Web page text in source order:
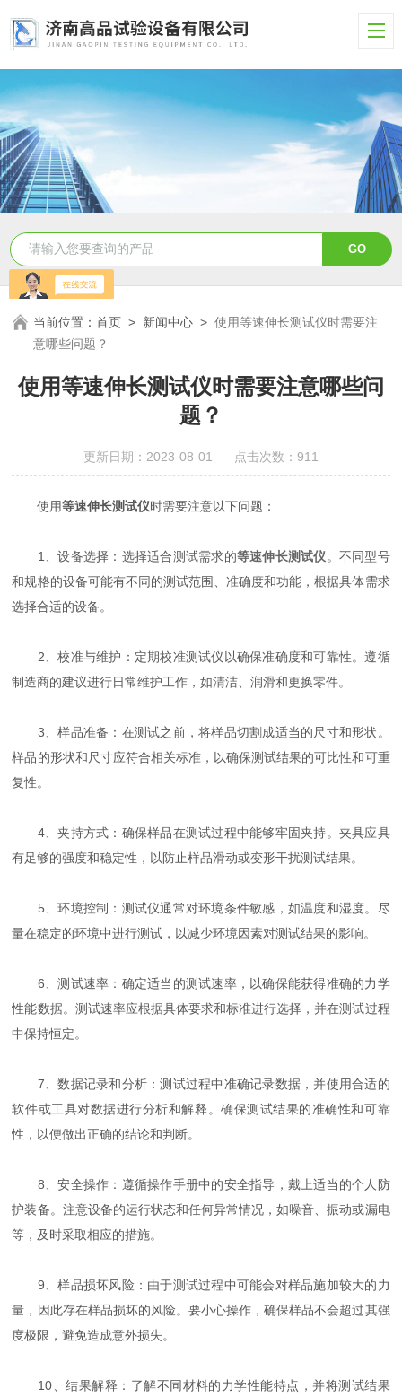
当前位置：首页 > 新闻中心 >使用等速伸长测试仪时需要注
意哪些问题？
使用等速伸长测试仪时需要注意哪些问
题？
更新日期：2023-08-01 点击次数：911
使用等速伸长测试仪时需要注意以下问题：
1、设备选择：选择适合测试需求的等速伸长测试仪。不同型号
和规格的设备可能有不同的测试范围、准确度和功能，根据具体需求
选择合适的设备。
2、校准与维护：定期校准测试仪以确保准确度和可靠性。遵循
制造商的建议进行日常维护工作，如清洁、润滑和更换零件。
3、样品准备：在测试之前，将样品切割成适当的尺寸和形状。
样品的形状和尺寸应符合相关标准，以确保测试结果的可比性和可重
复性。
4、夹持方式：确保样品在测试过程中能够牢固夹持。夹具应具
有足够的强度和稳定性，以防止样品滑动或变形干扰测试结果。
5、环境控制：测试仪通常对环境条件敏感，如温度和湿度。尽
量在稳定的环境中进行测试，以减少环境因素对测试结果的影响。
6、测试速率：确定适当的测试速率，以确保能获得准确的力学
性能数据。测试速率应根据具体要求和标准进行选择，并在测试过程
中保持恒定。
7、数据记录和分析：测试过程中准确记录数据，并使用合适的
软件或工具对数据进行分析和解释。确保测试结果的准确性和可靠
性，以便做出正确的结论和判断。
8、安全操作：遵循操作手册中的安全指导，戴上适当的个人防
护装备。注意设备的运行状态和任何异常情况，如噪音、振动或漏电
等，及时采取相应的措施。
9、样品损坏风险：由于测试过程中可能会对样品施加较大的力
量，因此存在样品损坏的风险。要小心操作，确保样品不会超过其强
度极限，避免造成意外损失。
10、结果解释：了解不同材料的力学性能特点，并将测试结果